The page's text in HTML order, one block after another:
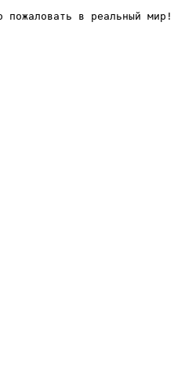
в реальный мир!